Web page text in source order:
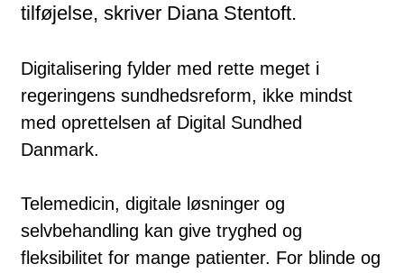
tilføjelse, skriver Diana Stentoft.
Digitalisering fylder med rette meget i
regeringens sundhedsreform, ikke mindst
med oprettelsen af Digital Sundhed
Danmark.
Telemedicin, digitale løsninger og
selvbehandling kan give tryghed og
fleksibilitet for mange patienter. For blinde og